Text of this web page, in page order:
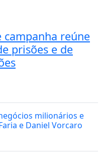
reúne
prisões e de
milionários e
e Daniel Vorcaro